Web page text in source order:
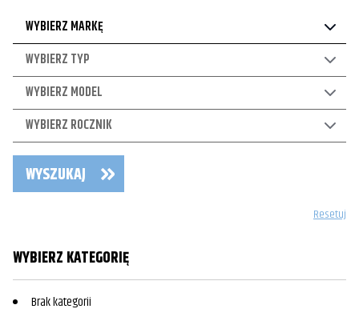
WYBIERZ MARKĘ
WYBIERZ TYP
WYBIERZ MODEL
WYBIERZ ROCZNIK
WYSZUKAJ
Resetuj
WYBIERZ KATEGORIĘ
Brak kategorii